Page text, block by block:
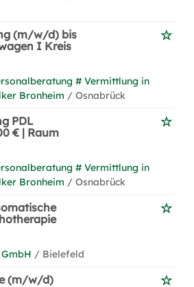
(m/w/d) bis
I Kreis
# Vermittlung in
Bronheim / Osnabrück
PDL
€ | Raum
# Vermittlung in
Bronheim / Osnabrück
/ Bielefeld
(m/w/d)